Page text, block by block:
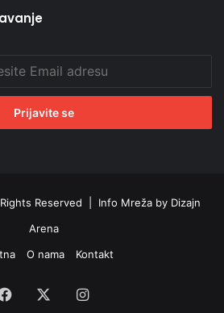
Reserved | Info Mreža by Dizajn
Arena
O nama Kontakt
Facebook Instagram